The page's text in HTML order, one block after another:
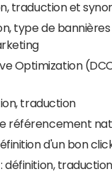
traduction et
type de
Optimization
traduction
référencement
d'un bon
définition,